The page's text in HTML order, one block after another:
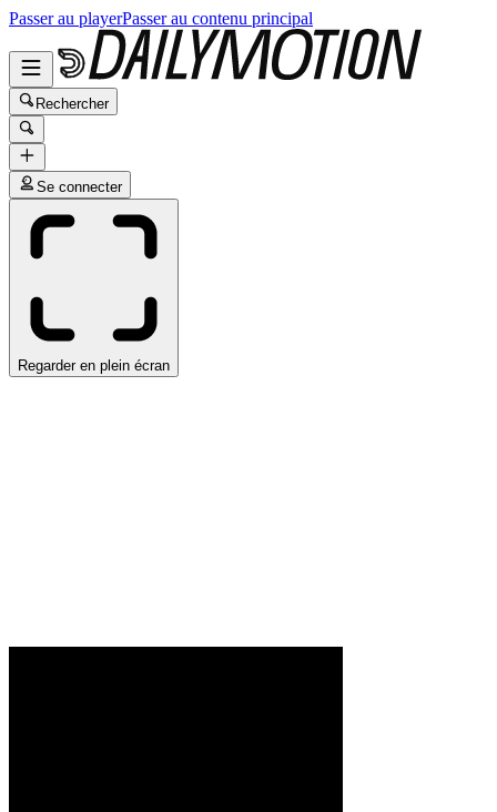
Passer au playerPasser au contenu principal
Rechercher
Se connecter
Regarder en plein écran